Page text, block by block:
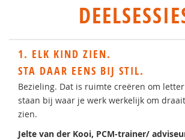
1. ELK KIND ZIEN.
STA DAAR EENS BIJ STIL.
Bezieling. Dat is ruimte creëren om
staan bij waar je werk werkelijk om
zien.
Jelte van der Kooi, PCM-trainer/